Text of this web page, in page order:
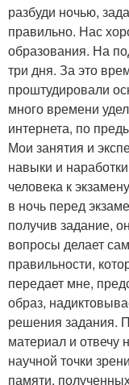
разбуди ночью,
правильно. Нас
образования. На
три дня. За это
проштудировали
много времени
интернета, по
Мои занятия и
навыки и
человека к
в ночь перед
получив задание,
вопросы делает
правильности,
передает мне,
образ,
решения задания.
материал и отвечу
научной точки
памяти,